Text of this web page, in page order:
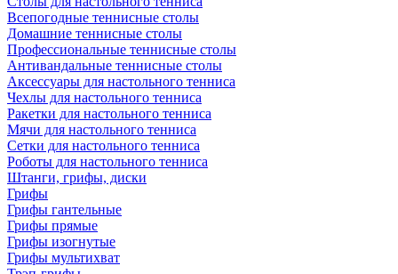
Всепогодные теннисные столы
Домашние теннисные столы
Профессиональные теннисные столы
Антивандальные теннисные столы
Аксессуары для настольного тенниса
Чехлы для настольного тенниса
Ракетки для настольного тенниса
Мячи для настольного тенниса
Сетки для настольного тенниса
Роботы для настольного тенниса
Штанги, грифы, диски
Грифы
Грифы гантельные
Грифы прямые
Грифы изогнутые
Грифы мультихват